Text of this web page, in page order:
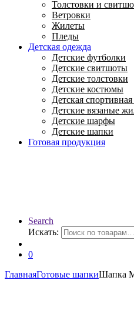
Толстовки и
Ветровки
Жилеты
Пледы
Детская одежда
Детские футболки
Детские свитшоты
Детские толстовки
Детские костюмы
Детская
Детские вязаные
Детские шарфы
Детские шапки
Готовая продукция
Search
Искать:
0
ГлавнаяГотовые шапкиШапка